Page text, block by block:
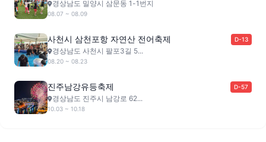
경상남도 밀양시 삼문동 1-1번지
08.07 ~ 08.09
사천시 삼천포항 자연산 전어축제 D-13
경상남도 사천시 팔포3길 5...
08.20 ~ 08.23
진주남강유등축제 D-57
경상남도 진주시 남강로 62...
10.03 ~ 10.18